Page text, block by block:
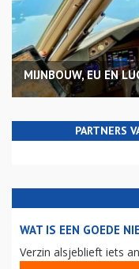
MIJNBOUW, EU EN
PARTNERS
WAT IS EEN GOEDE
Verzin alsjeblieft iets